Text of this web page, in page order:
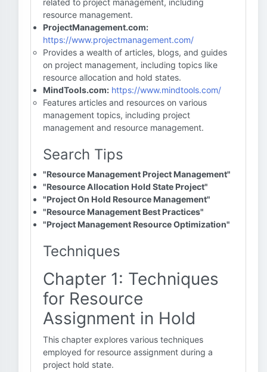
related to project management, including
resource management.
ProjectManagement.com:
https://www.projectmanagement.com/
Provides a wealth of articles, blogs, and guides
on project management, including topics like
resource allocation and hold states.
MindTools.com: https://www.mindtools.com/
Features articles and resources on various
management topics, including project
management and resource management.
Search Tips
"Resource Management Project Management"
"Resource Allocation Hold State Project"
"Project On Hold Resource Management"
"Resource Management Best Practices"
"Project Management Resource Optimization"
Techniques
Chapter 1: Techniques
for Resource
Assignment in Hold
This chapter explores various techniques
employed for resource assignment during a
project hold state.